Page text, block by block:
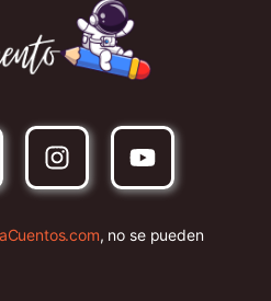
, no se pueden